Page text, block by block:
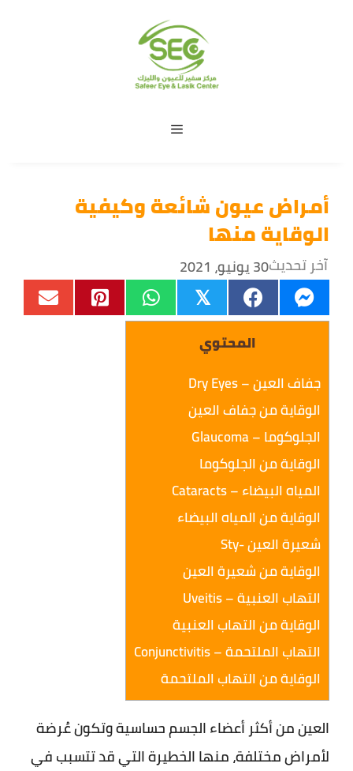
أمراض عيون شائعة وكيفية
الوقاية منها
آخر تحديث30 يونيو، 2021
𝕏
المحتوي
جفاف العين – Dry Eyes
الوقاية من جفاف العين
الجلوكوما – Glaucoma
الوقاية من الجلوكوما
المياه البيضاء – Cataracts
الوقاية من المياه البيضاء
شعيرة العين -Sty
الوقاية من شعيرة العين
التهاب العنبية – Uveitis
الوقاية من التهاب العنبية
التهاب الملتحمة – Conjunctivitis
الوقاية من التهاب الملتحمة
العين من أكثر أعضاء الجسم حساسية وتكون عُرضة
لأمراض مختلفة، منها الخطيرة التي قد تتسبب في
ارسال